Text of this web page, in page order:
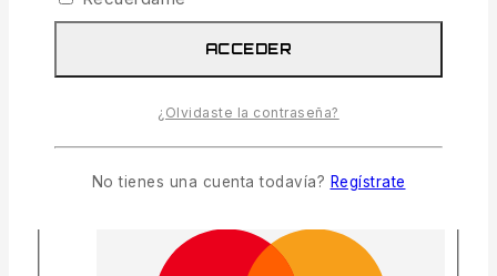
ACCEDER
¿Olvidaste la contraseña?
No tienes una cuenta todavía? Regístrate